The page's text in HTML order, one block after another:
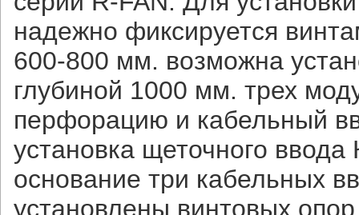
надежно фиксируется
600-800 мм. возможна
глубиной 1000 мм. трех
перфорацию и кабельный
установка щеточного
основание три кабельных
установлены винтовых